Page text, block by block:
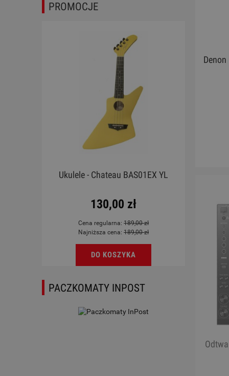
PROMOCJE
Ukulele - Chateau BAS01EX YL
130,00 zł
Cena regularna: 189,00 zł
Najniższa cena: 189,00 zł
DO KOSZYKA
PACZKOMATY INPOST